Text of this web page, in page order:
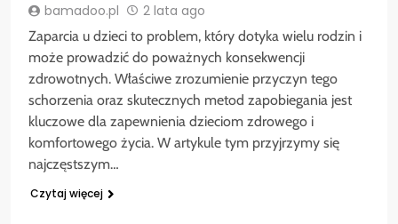
bamadoo.pl 2 lata ago
Zaparcia u dzieci to problem, który dotyka wielu rodzin i
może prowadzić do poważnych konsekwencji
zdrowotnych. Właściwe zrozumienie przyczyn tego
schorzenia oraz skutecznych metod zapobiegania jest
kluczowe dla zapewnienia dzieciom zdrowego i
komfortowego życia. W artykule tym przyjrzymy się
najczęstszym…
Czytaj więcej